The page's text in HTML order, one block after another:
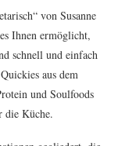
von Susanne
Ihnen ermöglicht,
schnell und einfach
aus dem
und Soulfoods
die Küche.